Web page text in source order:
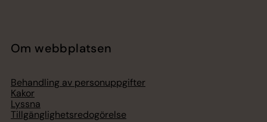
Om webbplatsen
Behandling av personuppgifter
Kakor
Lyssna
Tillgänglighetsredogörelse